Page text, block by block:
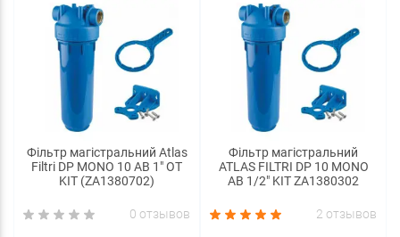
Фільтр магістральний Atlas
Filtri DP MONO 10 AB 1" OT
KIT (ZA1380702)
0 отзывов
Фільтр магістральний
ATLAS FILTRI DP 10 MONO
AB 1/2" KIT ZA1380302
2 отзывов